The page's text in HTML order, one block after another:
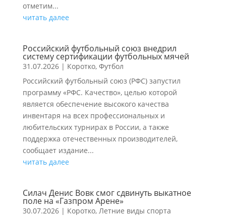
отметим...
читать далее
Российский футбольный союз внедрил
систему сертификации футбольных мячей
31.07.2026| Коротко, Футбол
Российский футбольный союз (РФС) запустил
программу «РФС. Качество», целью которой
является обеспечение высокого качества
инвентаря на всех профессиональных и
любительских турнирах в России, а также
поддержка отечественных производителей,
сообщает издание...
читать далее
Силач Денис Вовк смог сдвинуть выкатное
поле на «Газпром Арене»
30.07.2026| Коротко, Летние виды спорта